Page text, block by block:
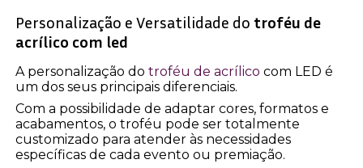
Personalização e Versatilidade do troféu de
acrílico com led
A personalização dotroféu de acrílico com LED é
um dos seus principais diferenciais.
Com a possibilidade de adaptar cores, formatos e
acabamentos, o troféu pode ser totalmente
customizado para atender às necessidades
específicas de cada evento ou premiação.